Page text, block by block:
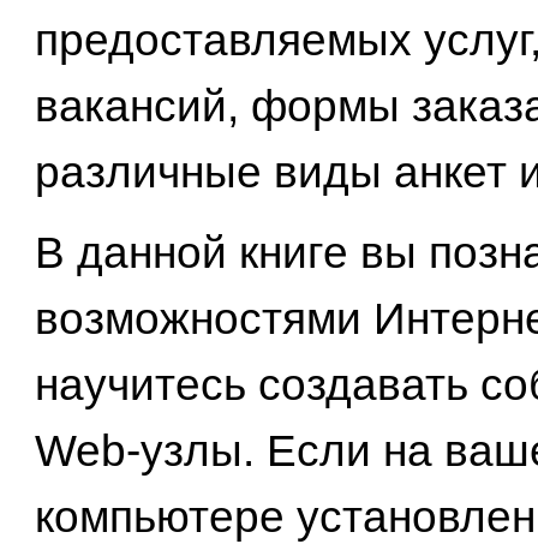
предоставляемых
вакансий, формы
различные виды анкет
В данной книге вы
возможностями
научитесь создавать
Web-узлы. Если на
компьютере